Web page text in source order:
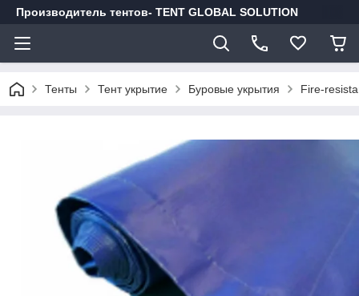
Производитель тентов- TENT GLOBAL SOLUTION
Тенты Тент укрытие Буровые укрытия Fire-